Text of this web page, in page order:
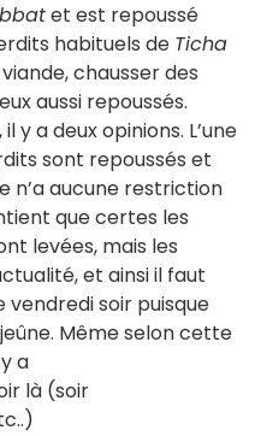
et est repoussé
habituels de Ticha
chausser des
aussi repoussés.
y a deux opinions. L’une
sont repoussés et
n’a aucune restriction
que certes les
levées, mais les
et ainsi il faut
soir puisque
Même selon cette
a
là (soir